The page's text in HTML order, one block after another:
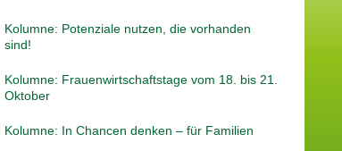
Kolumne: Potenziale nutzen, die vorhanden
sind!
Kolumne: Frauenwirtschaftstage vom 18. bis 21.
Oktober
Kolumne: In Chancen denken – für Familien